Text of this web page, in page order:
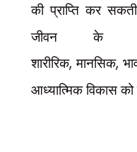
की प्राप्ति कर
जीवन के
शारीरिक,मानसिक,
आध्यात्मिक विकास को